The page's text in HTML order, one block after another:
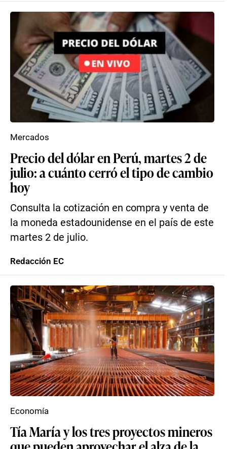
Precio del dólar en Perú, martes 2 de
julio: a cuánto cerró el tipo de cambio
hoy
Consulta la cotización en compra y venta de
la moneda estadounidense en el país de este
martes 2 de julio.
Mercados
Redacción EC
Tía María y los tres proyectos mineros
Economía